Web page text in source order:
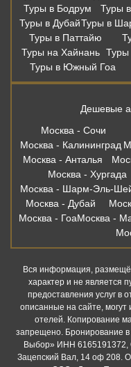
Туры в Бодрум
Туры
Туры в ДубайТуры в
Туры в Паттайю
Туры на Хайнань Туры
Туры в Южный Гоа
Дешевые
Москва - Сочи
Москва - Калининград
Москва - Анталья
Москва - Хургада
Москва - Шарм-Эль-
Москва - Дубай
Москва - ГоаМосква -
Вся информация,
характер и не является
предоставления услуг в
описанные на сайте,
отелей. Копирование
запрещено. Бронирование
Выбор» ИНН 6165191372,
Зацепский Вал, 14 оф 208.